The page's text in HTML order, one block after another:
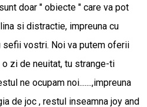
doar " obiecte " care va pot
si distractie, impreuna cu
vostri. Noi va putem oferii
zi de neuitat, tu strange-ti
ne ocupam noi.......,impreuna
de joc , restul inseamna joy and